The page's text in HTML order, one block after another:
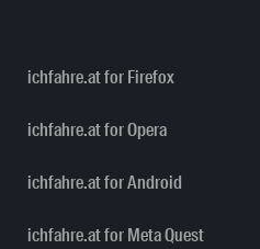
ichfahre.at for Firefox
ichfahre.at for Opera
ichfahre.at for Android
ichfahre.at for Meta Quest